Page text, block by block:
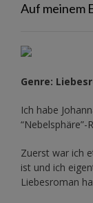
Auf meinem
Genre:
Ich habe
“Nebelsphäre”-
Zuerst war ich
ist und ich
Liebesroman